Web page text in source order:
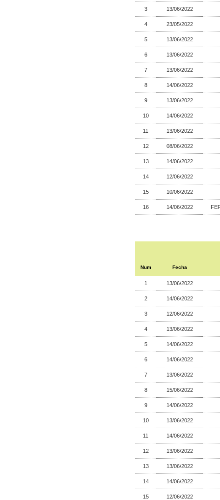
3 13/06/2022
4 23/05/2022
5 13/06/2022
6 13/06/2022
7 13/06/2022
8 14/06/2022
9 13/06/2022
10 14/06/2022
11 13/06/2022
12 08/06/2022
13 14/06/2022
14 12/06/2022
15 10/06/2022
16 14/06/2022
Num Fecha
1 13/06/2022
2 14/06/2022
3 12/06/2022
4 13/06/2022
5 14/06/2022
6 14/06/2022
7 13/06/2022
8 15/06/2022
9 14/06/2022
10 13/06/2022
11 14/06/2022
12 13/06/2022
13 13/06/2022
14 14/06/2022
15 12/06/2022